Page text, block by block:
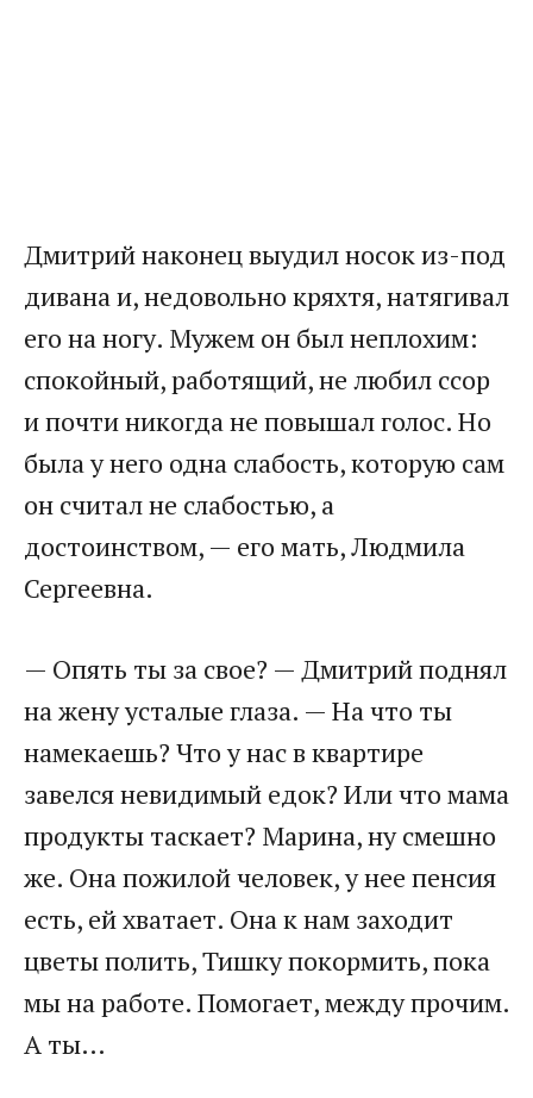
Дмитрий наконец выудил носок из-под
дивана и, недовольно кряхтя, натягивал
его на ногу. Мужем он был неплохим:
спокойный, работящий, не любил ссор
и почти никогда не повышал голос. Но
была у него одна слабость, которую сам
он считал не слабостью, а
достоинством, — его мать, Людмила
Сергеевна.
— Опять ты за свое? — Дмитрий поднял
на жену усталые глаза. — На что ты
намекаешь? Что у нас в квартире
завелся невидимый едок? Или что мама
продукты таскает? Марина, ну смешно
же. Она пожилой человек, у нее пенсия
есть, ей хватает. Она к нам заходит
цветы полить, Тишку покормить, пока
мы на работе. Помогает, между прочим.
А ты…